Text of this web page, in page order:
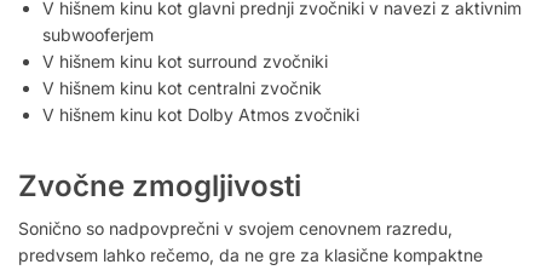
V hišnem kinu kot glavni prednji zvočniki v navezi z aktivnim
subwooferjem
V hišnem kinu kot surround zvočniki
V hišnem kinu kot centralni zvočnik
V hišnem kinu kot Dolby Atmos zvočniki
Zvočne zmogljivosti
Sonično so nadpovprečni v svojem cenovnem razredu,
predvsem lahko rečemo, da ne gre za klasične kompaktne